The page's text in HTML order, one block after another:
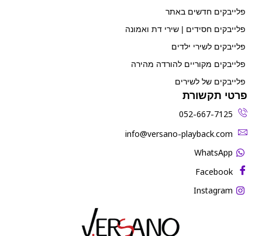
פלייבקים חדשים באתר
פלייבקים חסידים | שירי דת ואמונה
פלייבקים לשירי ילדים
פלייבקים מקוריים להורדה מהירה
פלייבקים של לשירים
פרטי תקשורת
052-667-7125
‫info@versano-playback.com‬
WhatsApp
Facebook
Instagram